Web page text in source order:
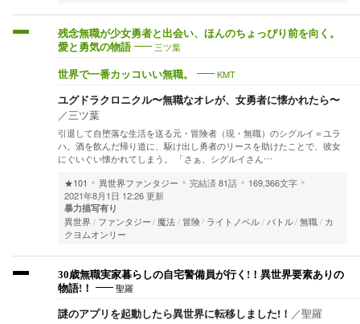
残念無職が少女勇者と出会い、ほんのちょっぴり前を向く。
愛と勇気の物語
三ツ葉
世界で一番カッコいい無職。 KMT
ユグドラクロニクル〜無職なオレが、女勇者に懐かれたら〜
／三ツ葉
引退して自堕落な生活を送る元・冒険者（現・無職）のシグルイ＝ユラ
ハ。酒を飲んだ帰り道に、駆け出し勇者のリースを助けたことで、彼女
にぐいぐい懐かれてしまう。 「さぁ、シグルイさん…
★101
異世界ファンタジー 完結済81話
169,366文字
2021年8月1日 12:26 更新
暴力描写有り
異世界 ファンタジー 魔法 冒険 ライトノベル バトル 無職
カ
クヨムオンリー
30歳無職実家暮らしの自宅警備員が行く!！異世界要素ありの
物語!！
聖羅
謎のアプリを起動したら異世界に転移しました!！ ／聖羅